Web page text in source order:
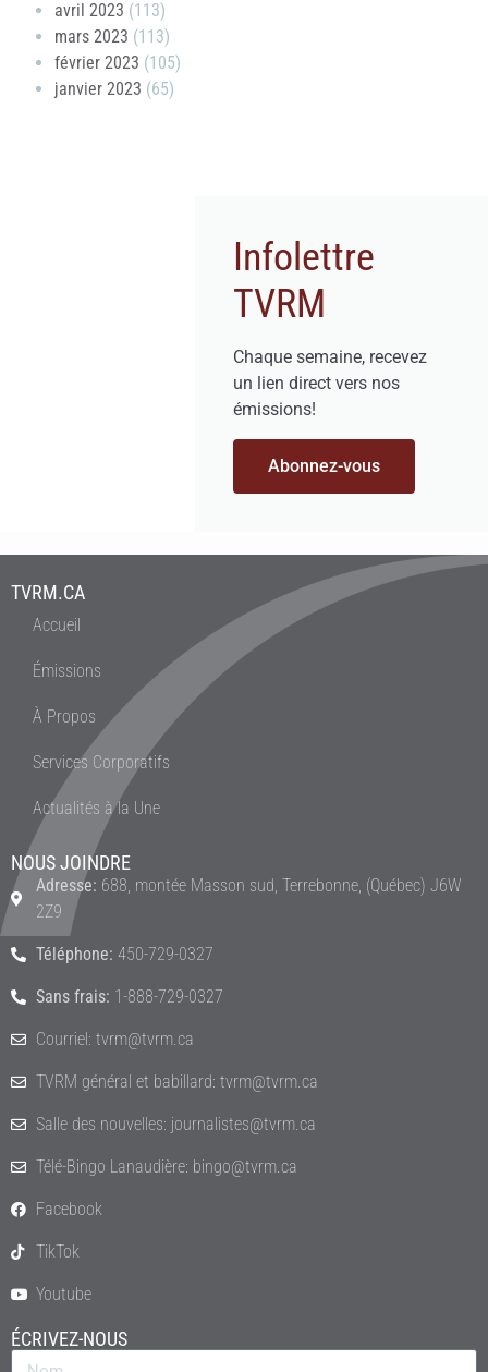
avril 2023 (113)
mars 2023 (113)
février 2023 (105)
janvier 2023 (65)
Infolettre
TVRM
Chaque semaine, recevez
un lien direct vers nos
émissions!
Abonnez-vous
TVRM.CA
Accueil
Émissions
À Propos
Services Corporatifs
Actualités à la Une
NOUS JOINDRE
Adresse: 688, montée Masson sud, Terrebonne, (Québec) J6W
2Z9
Téléphone: 450-729-0327
Sans frais: 1-888-729-0327
Courriel: tvrm@tvrm.ca
TVRM général et babillard: tvrm@tvrm.ca
Salle des nouvelles: journalistes@tvrm.ca
Télé-Bingo Lanaudière: bingo@tvrm.ca
Facebook
TikTok
Youtube
ÉCRIVEZ-NOUS